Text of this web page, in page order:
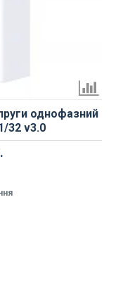
однофазний
32 v3.0